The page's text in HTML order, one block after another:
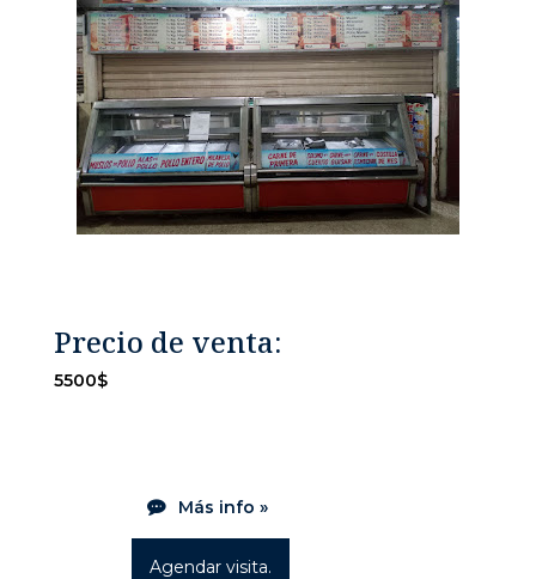
Precio de venta:
5500$
Más info »
Agendar visita.